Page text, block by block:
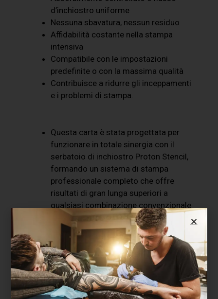
d’inchiostro uniforme
Nessuna sbavatura, nessun residuo
Affidabilità costante nella stampa
intensiva
Compatibile con le impostazioni
predefinite o con la massima qualità
Contribuisce a ridurre gli inceppamenti
e i problemi di stampa.
Questa carta è stata progettata per
funzionare in totale sinergia con il
serbatoio di inchiostro Proton Stencil,
formando un sistema di stampa
professionale completo che offre
risultati di gran lunga superiori a
qualsiasi combinazione convenzionale
di inchiostro e carta.
Il risultato è uno stencil più fedele al
disegno originale, più stabile sulla
pelle e che dura più a lungo durante il
processo di tatuaggio.